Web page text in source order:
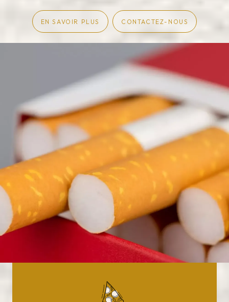
EN SAVOIR PLUS CONTACTEZ-NOUS